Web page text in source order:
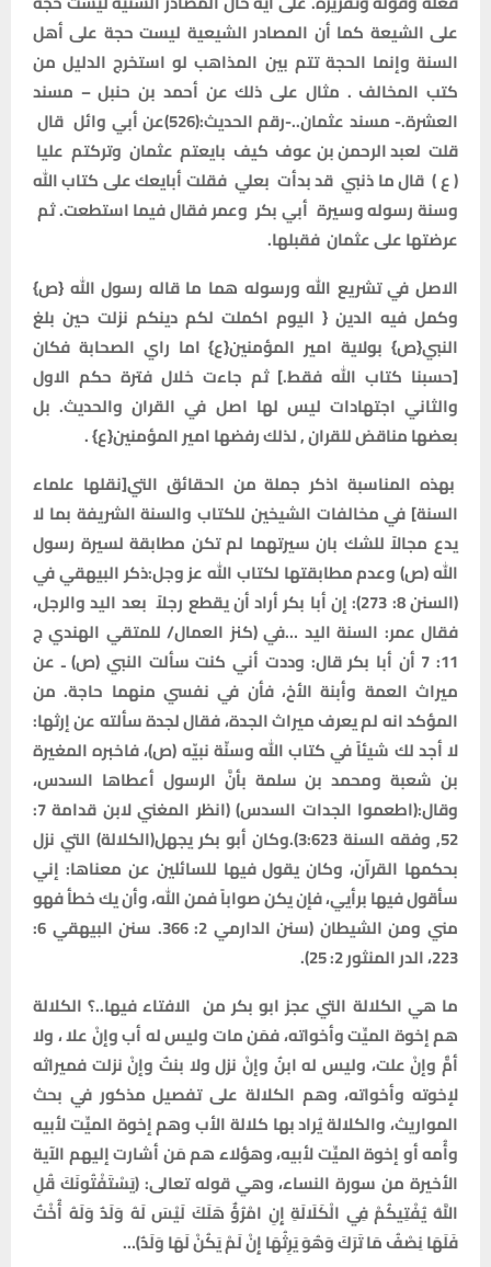
على الشيعة كما أن المصادر الشيعية ليست حجة على أهل
السنة وإنما الحجة تتم بين المذاهب لو استخرج الدليل من
كتب المخالف . مثال على ذلك عن أحمد بن حنبل – مسند
العشرة.- مسند عثمان..-رقم الحديث:(526)‏‏عن ‏أبي وائل ‏ ‏قال ‏
‏قلت ‏ ‏لعبد الرحمن بن عوف ‏ ‏كيف ‏ ‏بايعتم ‏ ‏عثمان ‏ ‏وتركتم ‏ ‏عليا ‏
‏( ع ) ‏ ‏قال ما ذنبي قد بدأت ‏ ‏بعلي ‏ ‏فقلت أبايعك على كتاب الله
وسنة رسوله وسيرة ‏ ‏أبي بكر ‏ ‏وعمر‏ فقال فيما استطعت. ثم ‏
‏عرضتها على ‏‏عثمان ‏فقبلها.
الاصل في تشريع الله ورسوله هما ما قاله رسول الله {ص}
وكمل فيه الدين { اليوم اكملت لكم دينكم نزلت حين بلغ
النبي{ص} بولاية امير المؤمنين{ع} اما راي الصحابة فكان
[حسبنا كتاب الله فقط.] ثم جاءت خلال فترة حكم الاول
والثاني اجتهادات ليس لها اصل في القران والحديث. بل
بعضها مناقض للقران , لذلك رفضها امير المؤمنين{ع} .
بهذه المناسبة اذكر جملة من الحقائق التي[نقلها علماء
السنة] في مخالفات الشيخين للكتاب والسنة الشريفة بما لا
يدع مجالاً للشك بان سيرتهما لم تكن مطابقة لسيرة رسول
الله (ص) وعدم مطابقتها لكتاب الله عز وجل:ذكر البيهقي في
(السنن 8: 273): إن أبا بكر أراد أن يقطع رجلاً بعد اليد والرجل،
فقال عمر: السنة اليد …في (كنز العمال/ للمتقي الهندي ج
11: 7 أن أبا بكر قال: وددت أني كنت سألت النبي (ص) ـ عن
ميراث العمة وأبنة الأخ، فأن في نفسي منهما حاجة. من
المؤكد انه لم يعرف ميراث الجدة، فقال لجدة سألته عن إرثها:
لا أجد لك شيئاً في كتاب الله وسنّة نبيّه (ص)، فاخبره المغيرة
بن شعبة ومحمد بن سلمة بأنَّ الرسول أعطاها السدس،
وقال:(اطعموا الجدات السدس) (انظر المغني لابن قدامة 7:
52, وفقه السنة 3:623).وكان أبو بكر يجهل(الكلالة) التي نزل
بحكمها القرآن، وكان يقول فيها للسائلين عن معناها: إني
سأقول فيها برأيي، فإن يكن صواباً فمن الله، وأن يك خطأفهو
مني ومن الشيطان
(سنن الدارمي 2: 366. سنن البيهقي 6:
223، الدر المنثور 2: 25).
ما هي الكلالة التي عجز ابو بكر من الافتاء فيها..؟ الكلالة
هم إخوة الميِّت وأخواته، فمَن مات وليس له أب وإنْ علا ، ولا
أمٌّ وإنْ علت، وليس له ابنٌ وإنْ نزل ولا بنتٌ وإنْ نزلت فميراثه
لإخوته وأخواته، وهم الكلالة على تفصيل مذكور في بحث
المواريث، والكلالة يُراد بها كلالة الأب وهم إخوة الميِّت لأبيه
وأُمه أو إخوة الميِّت لأبيه، وهؤلاء هم مَن أشارت إليهم الآية
الأخيرة من سورة النساء، وهي قوله تعالى: ﴿يَسْتَفْتُونَكَ قُلِ
اللَّهُ يُفْتِيكُمْ فِي الْكَلَالَةِ إِنِ امْرُؤٌ هَلَكَ لَيْسَ لَهُ وَلَدٌ وَلَهُ أُخْتٌ
فَلَهَا نِصْفُ مَا تَرَكَ وَهُوَ يَرِثُهَا إِنْ لَمْ يَكُنْ لَهَا وَلَدٌ﴾…